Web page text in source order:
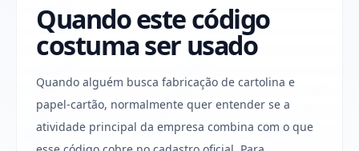
Quando este código
costuma ser usado
Quando alguém busca fabricação de cartolina e
papel-cartão, normalmente quer entender se a
atividade principal da empresa combina com o que